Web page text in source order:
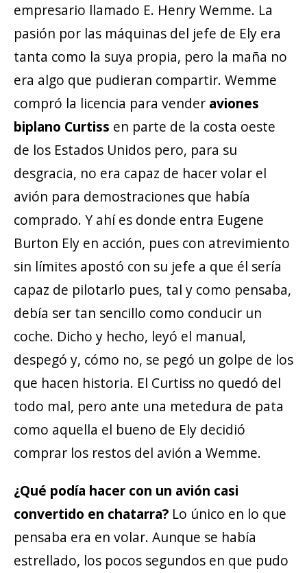
empresario llamado E. Henry Wemme. La
pasión por las máquinas del jefe de Ely era
tanta como la suya propia, pero la maña no
era algo que pudieran compartir. Wemme
compró la licencia para vender aviones
biplano Curtiss en parte de la costa oeste
de los Estados Unidos pero, para su
desgracia, no era capaz de hacer volar el
avión para demostraciones que había
comprado. Y ahí es donde entra Eugene
Burton Ely en acción, pues con atrevimiento
sin límites apostó con su jefe a que él sería
capaz de pilotarlo pues, tal y como pensaba,
debía ser tan sencillo como conducir un
coche. Dicho y hecho, leyó el manual,
despegó y, cómo no, se pegó un golpe de los
que hacen historia. El Curtiss no quedó del
todo mal, pero ante una metedura de pata
como aquella el bueno de Ely decidió
comprar los restos del avión a Wemme.
¿Qué podía hacer con un avión casi
convertido en chatarra? Lo único en lo que
pensaba era en volar. Aunque se había
estrellado, los pocos segundos en que pudo